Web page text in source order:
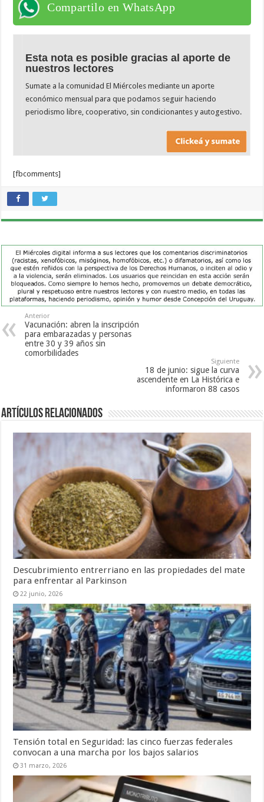
Compartilo en WhatsApp
Esta nota es posible gracias al aporte de
nuestros lectores
Sumate a la comunidad El Miércoles mediante un aporte
económico mensual para que podamos seguir haciendo
periodismo libre, cooperativo, sin condicionantes y autogestivo.
[fbcomments]
Anterior
Vacunación: abren la inscripción
para embarazadas y personas
entre 30 y 39 años sin
comorbilidades
Siguiente
18 de junio: sigue la curva
ascendente en La Histórica e
informaron 88 casos
Artículos Relacionados
Descubrimiento entrerriano en las propiedades del mate
para enfrentar al Parkinson
22 junio, 2026
Tensión total en Seguridad: las cinco fuerzas federales
convocan a una marcha por los bajos salarios
31 marzo, 2026